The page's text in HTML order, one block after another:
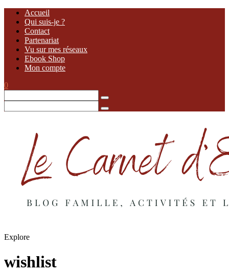
Accueil
Qui suis-je ?
Contact
Partenariat
Vu sur mes réseaux
Ebook Shop
Mon compte
0
Explore
wishlist